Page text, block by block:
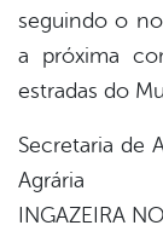
seguindo o
a próxima
estradas do
Secretaria de
Agrária
INGAZEIRA